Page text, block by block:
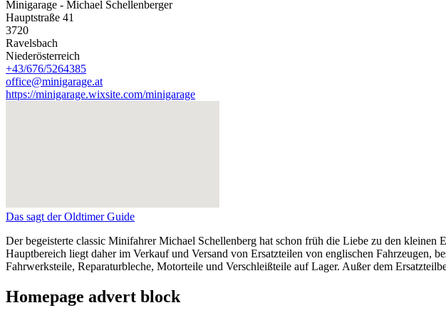
Minigarage - Michael Schellenberger
Hauptstraße 41
3720
Ravelsbach
Niederösterreich
+43/676/5264385
office@minigarage.at
https://minigarage.wixsite.com/minigarage
Das sagt der Oldtimer Guide
Der begeisterte classic Minifahrer Michael Schellenberg hat schon früh die Liebe zu den
Hauptbereich liegt daher im Verkauf und Versand von Ersatzteilen von englischen Fahrzeugen,
Fahrwerksteile, Reparaturbleche, Motorteile und Verschleißteile auf Lager. Außer dem
Homepage advert block